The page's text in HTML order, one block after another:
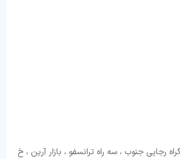
رجایی جنوب ، سه راه ترانسفو ، بازار آرین ، خ